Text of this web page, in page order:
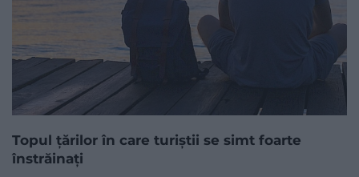
Topul țărilor în care turiștii se simt foarte
înstrăinați